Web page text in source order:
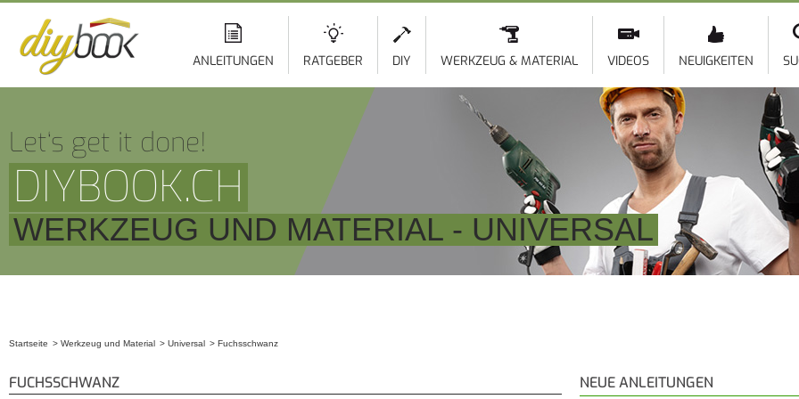
ANLEITUNGEN RATGEBER DIY WERKZEUG & MATERIAL VIDEOS NEUIGKEITEN
Let‘s get it done!
DIYBOOK.CH
WERKZEUG UND MATERIAL - UNIVERSAL
Startseite Werkzeug und Material Universal Fuchsschwanz
FUCHSSCHWANZ NEUE ANLEITUNGEN